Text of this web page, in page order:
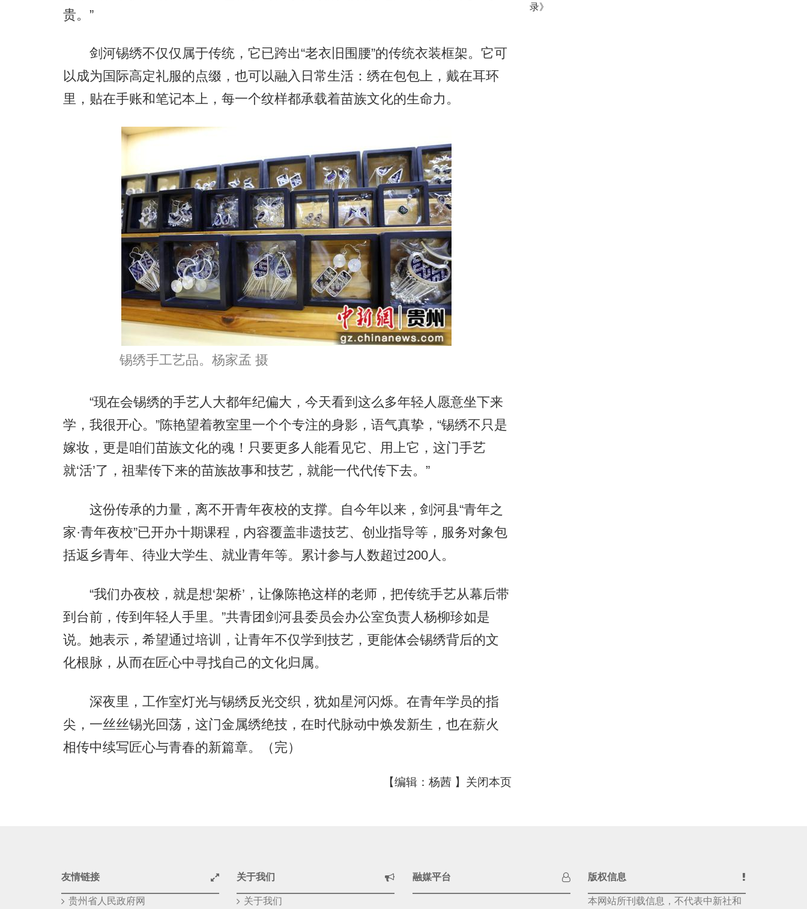
贵。”
剑河锡绣不仅仅属于传统，它已跨出“老衣旧围腰”的传统衣装框架。它可
以成为国际高定礼服的点缀，也可以融入日常生活：绣在包包上，戴在耳环
里，贴在手账和笔记本上，每一个纹样都承载着苗族文化的生命力。
锡绣手工艺品。杨家孟 摄
“现在会锡绣的手艺人大都年纪偏大，今天看到这么多年轻人愿意坐下来
学，我很开心。”陈艳望着教室里一个个专注的身影，语气真挚，“锡绣不只是
嫁妆，更是咱们苗族文化的魂！只要更多人能看见它、用上它，这门手艺
就‘活’了，祖辈传下来的苗族故事和技艺，就能一代代传下去。”
这份传承的力量，离不开青年夜校的支撑。自今年以来，剑河县“青年之
家·青年夜校”已开办十期课程，内容覆盖非遗技艺、创业指导等，服务对象包
括返乡青年、待业大学生、就业青年等。累计参与人数超过200人。
“我们办夜校，就是想‘架桥’，让像陈艳这样的老师，把传统手艺从幕后带
到台前，传到年轻人手里。”共青团剑河县委员会办公室负责人杨柳珍如是
说。她表示，希望通过培训，让青年不仅学到技艺，更能体会锡绣背后的文
化根脉，从而在匠心中寻找自己的文化归属。
深夜里，工作室灯光与锡绣反光交织，犹如星河闪烁。在青年学员的指
尖，一丝丝锡光回荡，这门金属绣绝技，在时代脉动中焕发新生，也在薪火
相传中续写匠心与青春的新篇章。（完）
【编辑：杨茜 】 关闭本页
录》
友情链接
贵州省人民政府网
关于我们
关于我们
融媒平台 版权信息
本网站所刊载信息，不代表中新社和